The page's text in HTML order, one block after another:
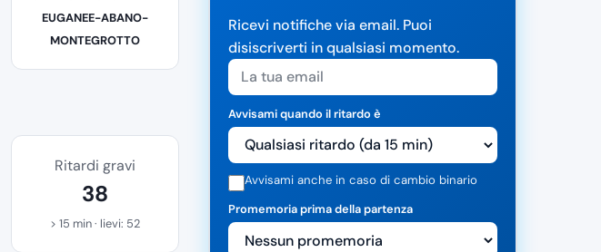
EUGANEE-ABANO-
MONTEGROTTO
Ritardi gravi
38
> 15 min · lievi: 52
Ricevi notifiche via email. Puoi
disiscriverti in qualsiasi momento.
Avvisami quando il ritardo è
Avvisami anche in caso di cambio binario
Promemoria prima della partenza